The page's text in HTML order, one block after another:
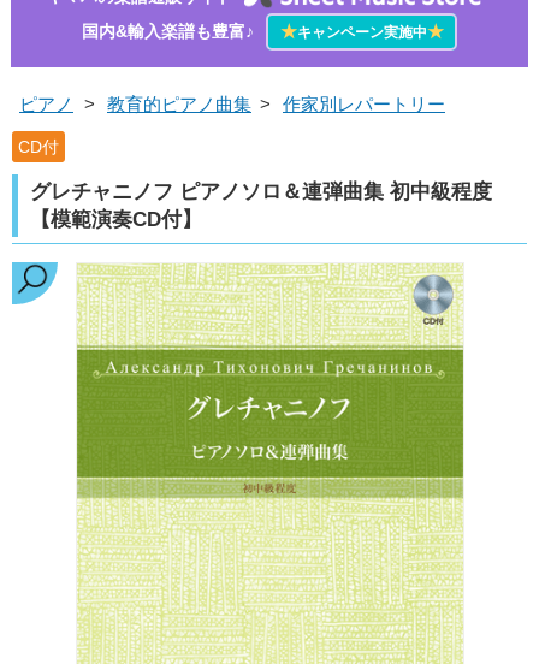
国内&輸入楽譜も豊富♪
★キャンペーン実施中★
ピアノ > 教育的ピアノ曲集 > 作家別レパートリー
CD付
グレチャニノフ ピアノソロ＆連弾曲集 初中級程度
【模範演奏CD付】